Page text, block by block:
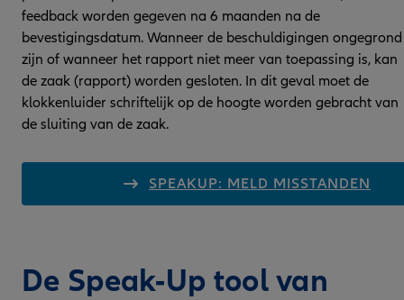
feedback worden gegeven na 6 maanden na de
bevestigingsdatum. Wanneer de beschuldigingen ongegrond
zijn of wanneer het rapport niet meer van toepassing is, kan
de zaak (rapport) worden gesloten. In dit geval moet de
klokkenluider schriftelijk op de hoogte worden gebracht van
de sluiting van de zaak.
SPEAKUP: MELD MISSTANDEN
De Speak-Up tool van